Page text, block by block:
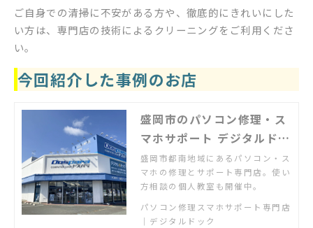
ご自身での清掃に不安がある方や、徹底的にきれいにした
い方は、専門店の技術によるクリーニングをご利用くださ
い。
今回紹介した事例のお店
盛岡市のパソコン修理・ス
マホサポート デジタルドッ
ク盛岡都南店
盛岡市都南地域にあるパソコン・ス
マホの修理とサポート専門店。使い
方相談の個人教室も開催中。
パソコン修理スマホサポート専門店
｜デジタルドック